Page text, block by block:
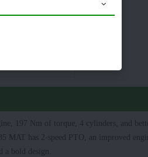
197 Nm of torque, 4 cylinders, and
has 2-speed PTO, an improved
a bold design.